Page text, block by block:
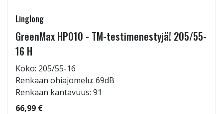
Linglong
GreenMax HP010 - TM-testimenestyjä! 205/55-
16 H
Koko: 205/55-16
Renkaan ohiajomelu: 69dB
Renkaan kantavuus: 91
66,99 €